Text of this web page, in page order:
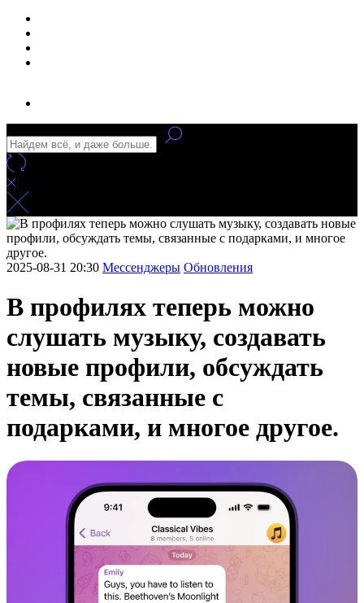
2025-08-31 20:30 Мессенджеры Обновления
В профилях теперь можно
слушать музыку, создавать
новые профили, обсуждать
темы, связанные с
подарками, и многое другое.